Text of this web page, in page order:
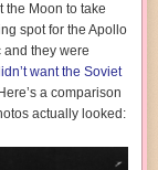
the Moon to take
spot for the Apollo
and they were
want the Soviet
a comparison
actually looked: